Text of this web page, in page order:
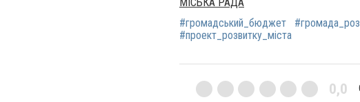
#громадський_бюджет
#проект_розвитку_міста
0,0